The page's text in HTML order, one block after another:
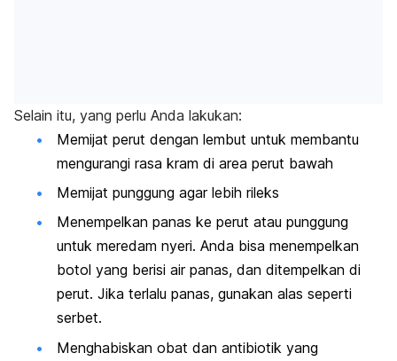
Selain itu, yang perlu Anda lakukan:
Memijat perut dengan lembut untuk membantu
mengurangi rasa kram di area perut bawah
Memijat punggung agar lebih rileks
Menempelkan panas ke perut atau punggung
untuk meredam nyeri. Anda bisa menempelkan
botol yang berisi air panas, dan ditempelkan di
perut. Jika terlalu panas, gunakan alas seperti
serbet.
Menghabiskan obat dan antibiotik yang